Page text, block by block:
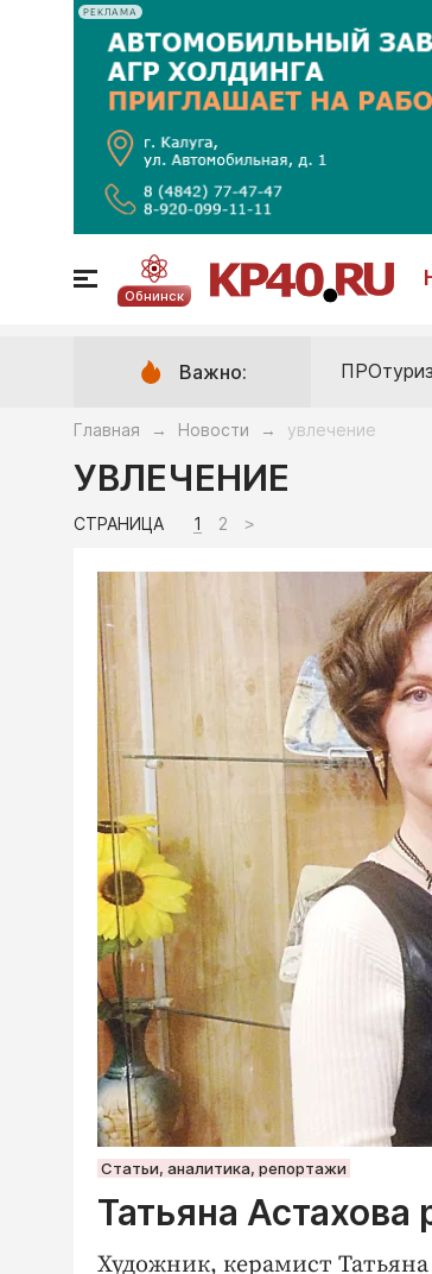
РЕКЛАМА
Обнинск
Важно:
Главная → Новости → увлечение
УВЛЕЧЕНИЕ
СТРАНИЦА 1 2 >
Статьи, аналитика, репортажи
Татьяна Астахова
Художник, керамист